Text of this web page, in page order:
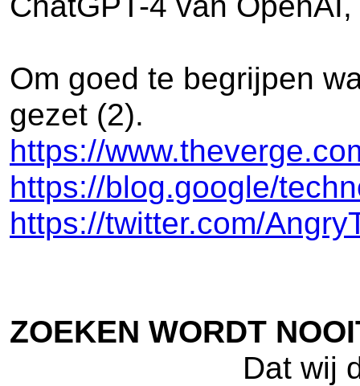
Om goed te begrijpen
gezet (2).
https://
https://blog.google/
https://twitter.com/
ZOEKEN WORDT
Dat wij